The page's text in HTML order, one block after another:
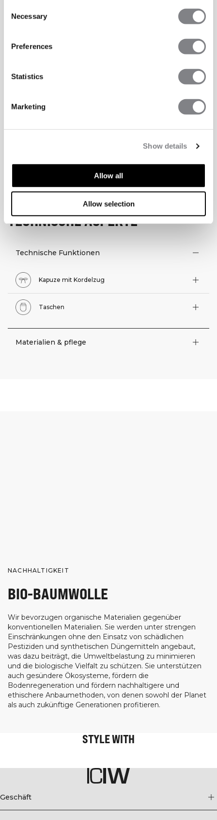
Selection
Necessary
Preferences
Statistics
Marketing
Show details
Allow all
Allow selection
TECHNISCHE ASPEKTE
Technische Funktionen
Kapuze mit Kordelzug
Taschen
Materialien & pflege
NACHHALTIGKEIT
BIO-BAUMWOLLE
Wir bevorzugen organische Materialien gegenüber
konventionellen Materialien. Sie werden unter strengen
Einschränkungen ohne den Einsatz von schädlichen
Pestiziden und synthetischen Düngemitteln angebaut,
was dazu beiträgt, die Umweltbelastung zu minimieren
und die biologische Vielfalt zu schützen. Sie unterstützen
auch gesündere Ökosysteme, fördern die
Bodenregeneration und fördern nachhaltigere und
ethischere Anbaumethoden, von denen sowohl der Planet
als auch zukünftige Generationen profitieren.
STYLE WITH
Geschäft